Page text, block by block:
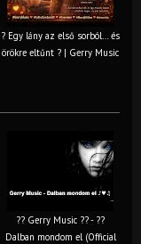
? Egy lány az első sorból… és
örökre eltűnt ? | Gerry Music
?? Gerry Music ?? - ??
Dalban mondom el (Official